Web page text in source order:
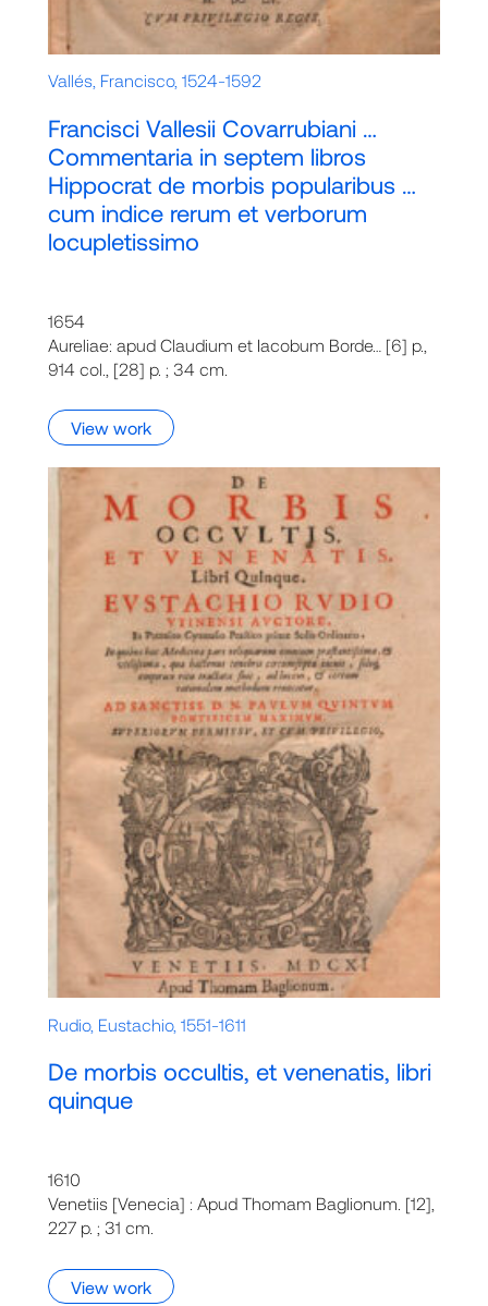
Vallés, Francisco, 1524-1592
Francisci Vallesii Covarrubiani …
Commentaria in septem libros
Hippocrat de morbis popularibus …
cum indice rerum et verborum
locupletissimo
1654
Aureliae: apud Claudium et Iacobum Borde… [6] p.,
914 col., [28] p. ; 34 cm.
View work
Rudio, Eustachio, 1551-1611
De morbis occultis, et venenatis, libri
quinque
1610
Venetiis [Venecia] : Apud Thomam Baglionum. [12],
227 p. ; 31 cm.
View work